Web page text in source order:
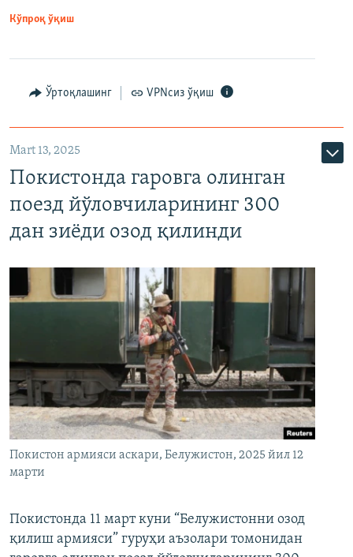
Кўпроқ ўқиш
Ўртоқлашинг VPNсиз ўқиш
Mart 13, 2025
Покистонда гаровга олинган
поезд йўловчиларининг 300
дан зиёди озод қилинди
Покистон армияси аскари, Белужистон, 2025 йил 12
марти
Покистонда 11 март куни “Белужистонни озод
қилиш армияси” гуруҳи аъзолари томонидан